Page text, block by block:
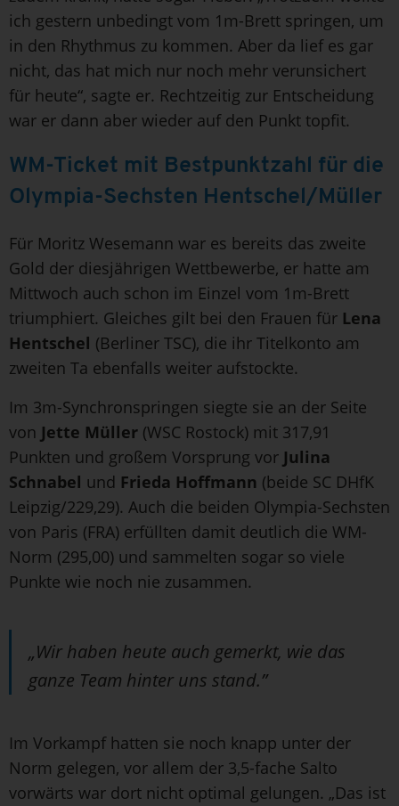
ich gestern unbedingt vom 1m-Brett springen, um
in den Rhythmus zu kommen. Aber da lief es gar
nicht, das hat mich nur noch mehr verunsichert
für heute“, sagte er. Rechtzeitig zur Entscheidung
war er dann aber wieder auf den Punkt topfit.
WM-Ticket mit Bestpunktzahl für die
Olympia-Sechsten Hentschel/Müller
Für Moritz Wesemann war es bereits das zweite
Gold der diesjährigen Wettbewerbe, er hatte am
Mittwoch auch schon im Einzel vom 1m-Brett
triumphiert. Gleiches gilt bei den Frauen für Lena
Hentschel (Berliner TSC), die ihr Titelkonto am
zweiten Ta ebenfalls weiter aufstockte.
Im 3m-Synchronspringen siegte sie an der Seite
von Jette Müller (WSC Rostock) mit 317,91
Punkten und großem Vorsprung vor Julina
Schnabel und Frieda Hoffmann (beide SC DHfK
Leipzig/229,29). Auch die beiden Olympia-Sechsten
von Paris (FRA) erfüllten damit deutlich die WM-
Norm (295,00) und sammelten sogar so viele
Punkte wie noch nie zusammen.
„Wir haben heute auch gemerkt, wie das
ganze Team hinter uns stand.”
Im Vorkampf hatten sie noch knapp unter der
Norm gelegen, vor allem der 3,5-fache Salto
vorwärts war dort nicht optimal gelungen. „Das ist